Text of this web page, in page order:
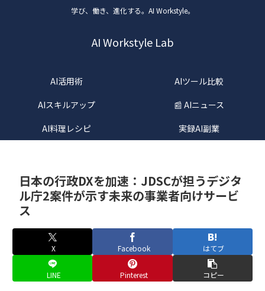
学び、働き、進化する。AI Workstyle。
AI Workstyle Lab
AI活用術
AIツール比較
AIスキルアップ
📰 AIニュース
AI料理レシピ
実録AI副業
日本の行政DXを加速：JDSCが担うデジタ
ル庁2案件が示す未来の事業者向けサービ
ス
X Facebook はてブ
LINE Pinterest コピー